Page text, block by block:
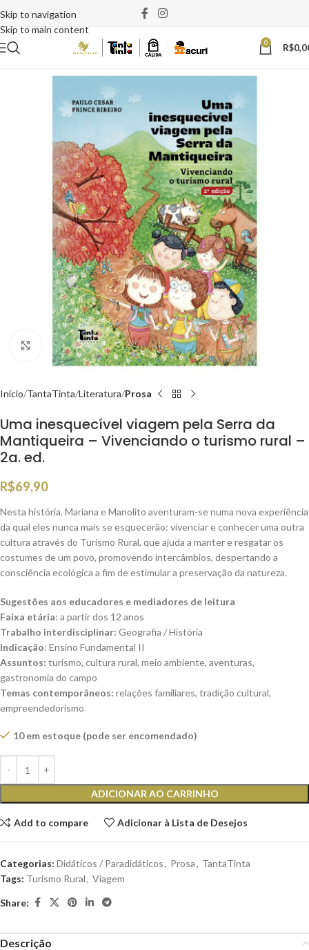
Skip to navigation
Skip to main content
0 R$
Clique para ampliar
Início TantaTinta Literatura Prosa
Uma inesquecível viagem pela Serra da
Mantiqueira – Vivenciando o turismo rural –
2a. ed.
R$69,90
Nesta história, Mariana e Manolito aventuram-se numa nova experiência
da qual eles nunca mais se esquecerão: vivenciar e conhecer uma outra
cultura através do Turismo Rural, que ajuda a manter e resgatar os
costumes de um povo, promovendo intercâmbios, despertando a
consciência ecológica a fim de estimular a preservação da natureza.
Sugestões aos educadores e mediadores de leitura
Faixa etária: a partir dos 12 anos
Trabalho interdisciplinar: Geografia / História
Indicação: Ensino Fundamental II
Assuntos: turismo, cultura rural, meio ambiente, aventuras,
gastronomia do campo
Temas contemporâneos: relações familiares, tradição cultural,
empreendedorismo
10 em estoque (pode ser encomendado)
ADICIONAR AO CARRINHO
Add to compare Adicionar à Lista de Desejos
Categorias: Didáticos / Paradidáticos, Prosa, TantaTinta
Tags: Turismo Rural, Viagem
Share:
Descrição